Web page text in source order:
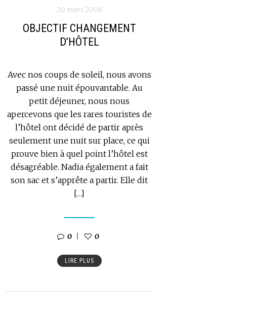
20 mars 2006
OBJECTIF CHANGEMENT
D’HÔTEL
Avec nos coups de soleil, nous avons
passé une nuit épouvantable. Au
petit déjeuner, nous nous
apercevons que les rares touristes de
l’hôtel ont décidé de partir après
seulement une nuit sur place, ce qui
prouve bien à quel point l’hôtel est
désagréable. Nadia également a fait
son sac et s’apprête a partir. Elle dit
[…]
0 0
LIRE PLUS